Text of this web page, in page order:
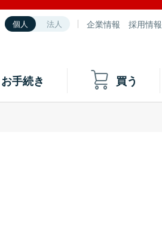
個人 法人 企業情報 採用情報
手続き 買う